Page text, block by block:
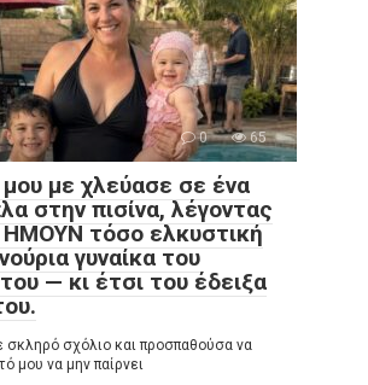
0 65
με χλεύασε σε ένα
στην πισίνα, λέγοντας
τόσο ελκυστική
γυναίκα του
— κι έτσι του έδειξα
σκληρό σχόλιο και προσπαθούσα να
μου να μην παίρνει